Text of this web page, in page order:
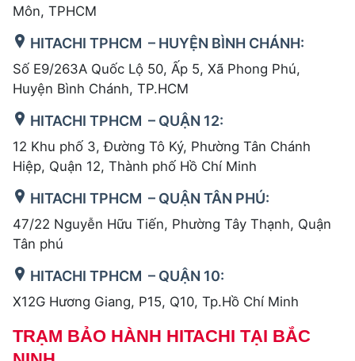
Môn, TPHCM
HITACHI TPHCM – HUYỆN BÌNH CHÁNH:
Số E9/263A Quốc Lộ 50, Ấp 5, Xã Phong Phú,
Huyện Bình Chánh, TP.HCM
HITACHI TPHCM – QUẬN 12:
12 Khu phố 3, Đường Tô Ký, Phường Tân Chánh
Hiệp, Quận 12, Thành phố Hồ Chí Minh
HITACHI TPHCM – QUẬN TÂN PHÚ:
47/22 Nguyễn Hữu Tiến, Phường Tây Thạnh, Quận
Tân phú
HITACHI TPHCM – QUẬN 10:
X12G Hương Giang, P15, Q10, Tp.Hồ Chí Minh
TRẠM BẢO HÀNH HITACHI TẠI BẮC